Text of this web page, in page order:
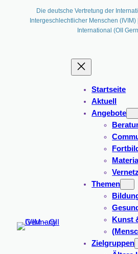
Die deutsche Vertretung der
Intergeschlechtlicher Menschen
International (OII
Startseite
Aktuell
Angebote
Themen
Kunst
Zielgruppen